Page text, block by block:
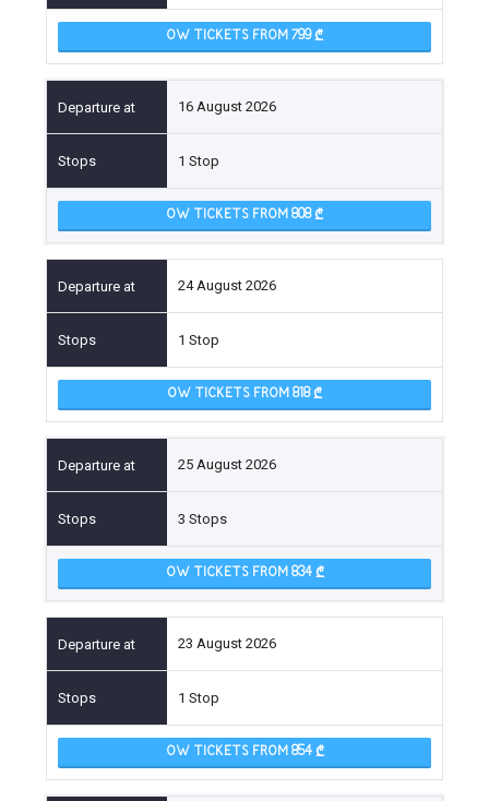
OW TICKETS FROM 799
16 August 2026
1 Stop
OW TICKETS FROM 808
24 August 2026
1 Stop
OW TICKETS FROM 818
25 August 2026
3 Stops
OW TICKETS FROM 834
23 August 2026
1 Stop
OW TICKETS FROM 854